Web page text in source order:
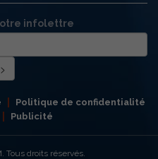
infolettre
Politique de confidentialité
Publicité
Tous droits réservés.